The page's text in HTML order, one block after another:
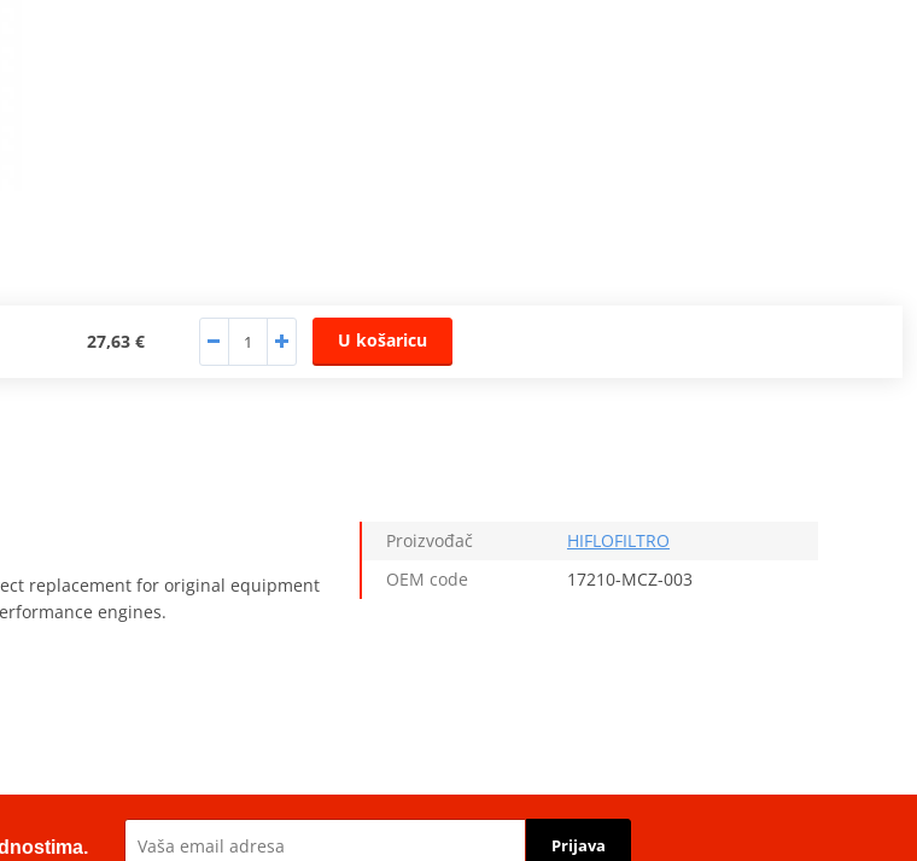
27,63 € U košaricu
replacement for original equipment
engines.
Proizvođač
HIFLOFILTRO
OEM code
17210-MCZ-003
Prijava